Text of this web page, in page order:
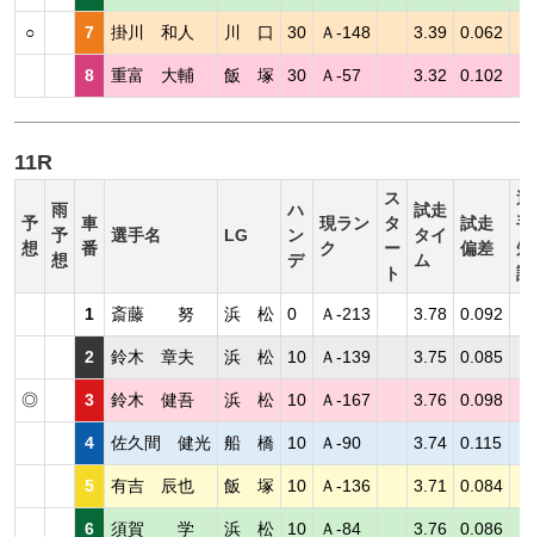
○ 7 掛川 和人 川 口 30 Ａ-148 3.39 0.062
8 重富 大輔 飯 塚 30 Ａ-57 3.32 0.102
11R
予
想
雨
予
想
車
番
選手名 LG
ハ
ン
デ
現ラン
ク
ス
タ
ー
ト
試走
タイ
ム
試走
偏差
選
手
短
評
1 斎藤 努 浜 松 0 Ａ-213 3.78 0.092
2 鈴木 章夫 浜 松 10 Ａ-139 3.75 0.085
◎ 3 鈴木 健吾 浜 松 10 Ａ-167 3.76 0.098
4 佐久間 健光 船 橋 10 Ａ-90 3.74 0.115
5 有吉 辰也 飯 塚 10 Ａ-136 3.71 0.084
6 須賀 学 浜 松 10 Ａ-84 3.76 0.086